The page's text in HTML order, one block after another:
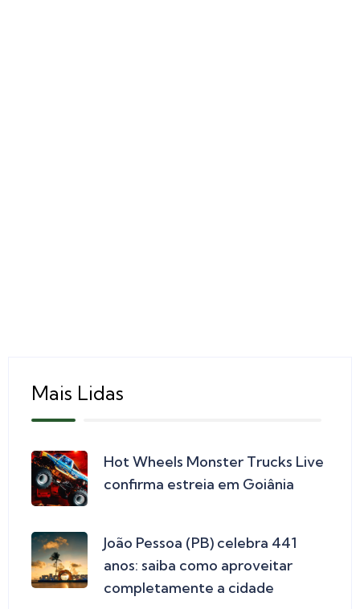
Mais Lidas
Hot Wheels Monster Trucks Live
confirma estreia em Goiânia
João Pessoa (PB) celebra 441
anos: saiba como aproveitar
completamente a cidade